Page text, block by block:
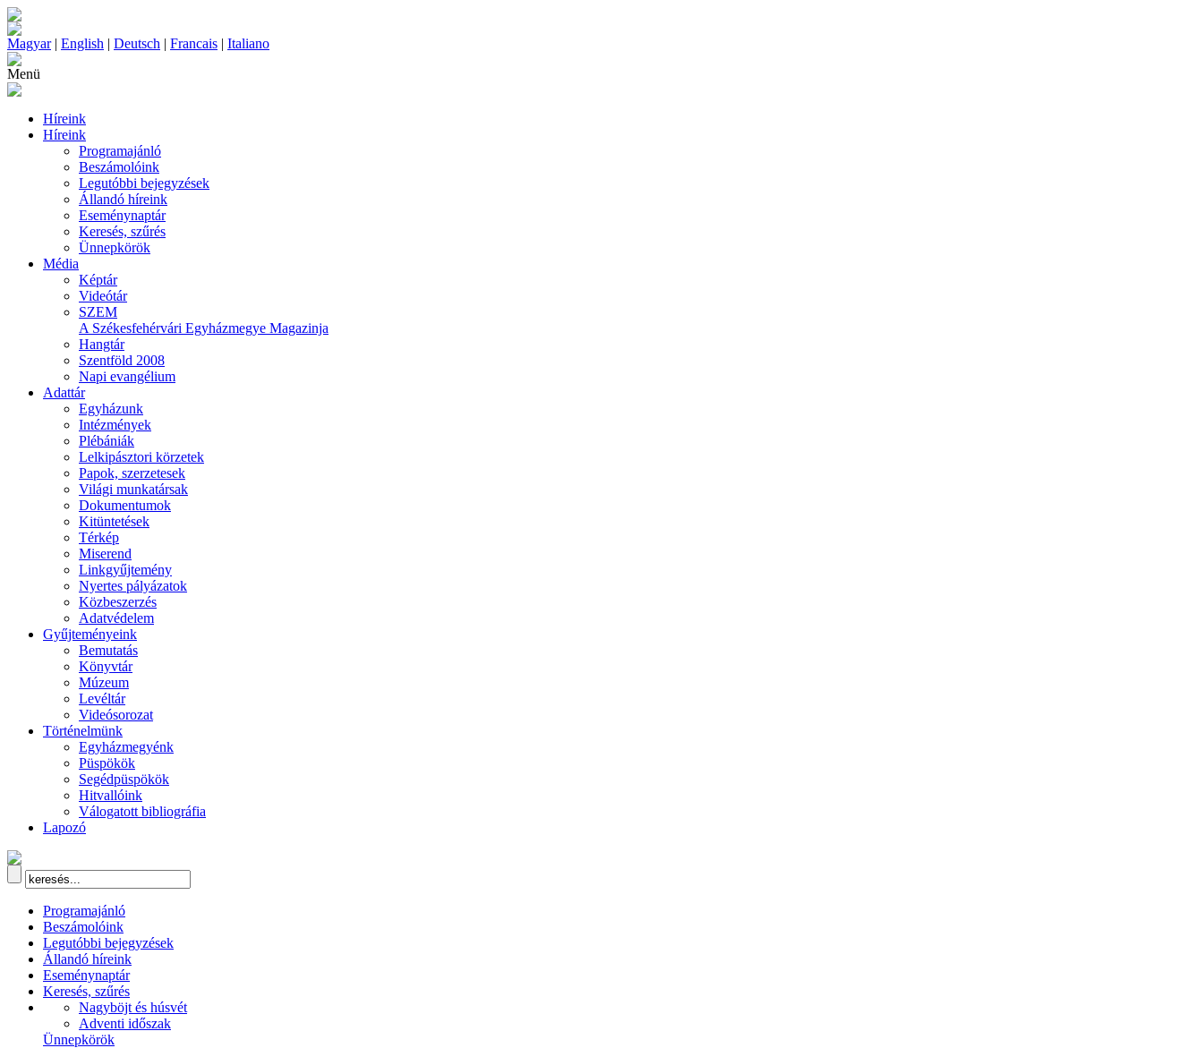
Magyar| English | Deutsch | Francais | Italiano
Menü
Híreink
Híreink
Programajánló
Beszámolóink
Legutóbbi bejegyzések
Állandó híreink
Eseménynaptár
Keresés, szűrés
Ünnepkörök
Média
Képtár
Videótár
SZEM
A Székesfehérvári Egyházmegye Magazinja
Hangtár
Szentföld 2008
Napi evangélium
Adattár
Egyházunk
Intézmények
Plébániák
Lelkipásztori körzetek
Papok, szerzetesek
Világi munkatársak
Dokumentumok
Kitüntetések
Térkép
Miserend
Linkgyűjtemény
Nyertes pályázatok
Közbeszerzés
Adatvédelem
Gyűjteményeink
Bemutatás
Könyvtár
Múzeum
Levéltár
Videósorozat
Történelmünk
Egyházmegyénk
Püspökök
Segédpüspökök
Hitvallóink
Válogatott bibliográfia
Lapozó
Programajánló
Beszámolóink
Legutóbbi bejegyzések
Állandó híreink
Eseménynaptár
Keresés, szűrés
Nagyböjt és húsvét
Adventi időszak
Ünnepkörök